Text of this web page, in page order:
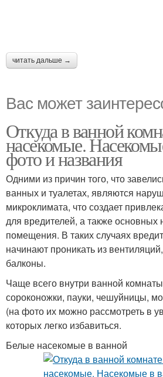
читать дальше →
Вас может
Откуда в ванной
насекомые.
фото и названия
Одними из причин того, что
ванных и туалетах, являются
микроклимата, что создает
для вредителей, а также основных
помещения. В таких случаях
начинают проникать из
балконы.
Чаще всего внутри ванной
сороконожки, пауки, чешуйницы,
(на фото их можно рассмотреть в
которых легко избавиться.
Белые насекомые в ванной